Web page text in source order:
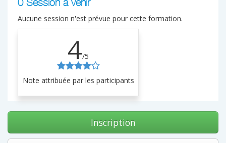
0 Session à venir
Aucune session n'est prévue pour cette formation.
4/5
Note attribuée par les participants
Inscription